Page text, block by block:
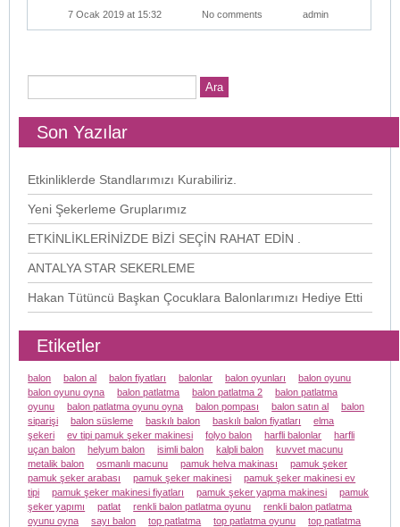
7 Ocak 2019 at 15:32 No comments admin
Son Yazılar
Etkinliklerde Standlarımızı Kurabiliriz.
Yeni Şekerleme Gruplarımız
ETKİNLİKLERİNİZDE BİZİ SEÇİN RAHAT EDİN .
ANTALYA STAR SEKERLEME
Hakan Tütüncü Başkan Çocuklara Balonlarımızı Hediye Etti
Etiketler
balon balon al balon fiyatları balonlar balon oyunları
balon oyunu
balon oyunu oyna
balon patlatma balon patlatma 2
balon patlatma
oyunu
balon patlatma oyunu oyna balon pompası balon satın al
balon
siparişi
balon süsleme baskılı balon baskılı balon fiyatları
elma
şekeri
ev tipi pamuk şeker makinesi folyo balon harfli balonlar
harfli
uçan balon
helyum balon isimli balon kalpli balon
kuvvet macunu
metalik balon
osmanlı macunu pamuk helva makinası
pamuk şeker
pamuk şeker arabası
pamuk şeker makinesi
pamuk şeker makinesi ev
tipi
pamuk şeker makinesi fiyatları pamuk şeker yapma makinesi
pamuk
şeker yapımı
patlat renkli balon patlatma oyunu
renkli balon patlatma
oyunu oyna
sayı balon top patlatma top patlatma oyunu top patlatma